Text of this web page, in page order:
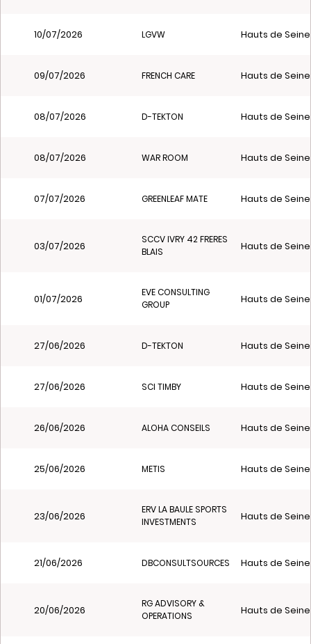
10/07/2026 LGVW Hauts de
09/07/2026 FRENCH CARE Hauts de
08/07/2026 D-TEKTON Hauts de
08/07/2026 WAR ROOM Hauts de
07/07/2026 GREENLEAF MATE Hauts de
03/07/2026
SCCV IVRY 42 FRERES
BLAIS
Hauts de
01/07/2026
EVE CONSULTING
GROUP
Hauts de
27/06/2026 D-TEKTON Hauts de
27/06/2026 SCI TIMBY Hauts de
26/06/2026 ALOHA CONSEILS Hauts de
25/06/2026 METIS Hauts de
23/06/2026
ERV LA BAULE SPORTS
INVESTMENTS
Hauts de
21/06/2026 DBCONSULTSOURCES Hauts de
20/06/2026
RG ADVISORY &
OPERATIONS
Hauts de